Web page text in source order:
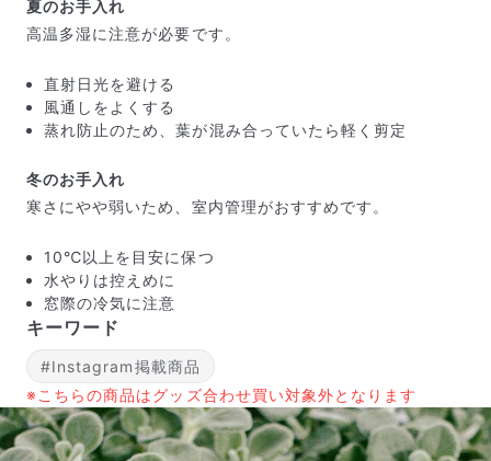
よくある質問
Q. 毎月自動でお花が届くサービスですか？
いいえ、毎月自動でお届けするサービスではありません。好
きな時に好きな花をご注文いただけます。
Q. 配送できないエリアはありますか？
ただいま沖縄・離島エリアへの配送には対応しておりませ
ん。ご了承ください。
Q. 配送日時は指定できますか？
お花をベストなタイミングで発送しているため、お届け日の
指定はできません。受け取り時間帯は、発送後にクロネコヤ
夏のお手入れ
高温多湿に注意が必要です。
直射日光を避ける
風通しをよくする
蒸れ防止のため、葉が混み合っていたら軽く剪定
冬のお手入れ
寒さにやや弱いため、室内管理がおすすめです。
10℃以上を目安に保つ
水やりは控えめに
窓際の冷気に注意
キーワード
#Instagram掲載商品
※こちらの商品はグッズ合わせ買い対象外となります